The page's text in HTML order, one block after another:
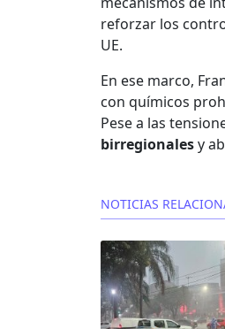
reforzar los
UE.
En ese marco,
con químicos
Pese a las
birregionalesy
NOTICIAS